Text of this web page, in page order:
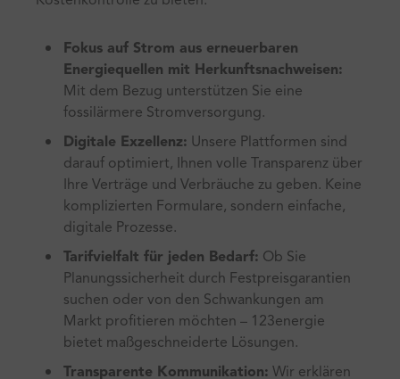
Fokus auf Strom aus erneuerbaren
Energiequellen mit Herkunftsnachweisen:
Mit dem Bezug unterstützen Sie eine
fossilärmere Stromversorgung.
Digitale Exzellenz: Unsere Plattformen sind
darauf optimiert, Ihnen volle Transparenz über
Ihre Verträge und Verbräuche zu geben. Keine
komplizierten Formulare, sondern einfache,
digitale Prozesse.
Tarifvielfalt für jeden Bedarf: Ob Sie
Planungssicherheit durch Festpreisgarantien
suchen oder von den Schwankungen am
Markt profitieren möchten – 123energie
bietet maßgeschneiderte Lösungen.
Transparente Kommunikation: Wir erklären